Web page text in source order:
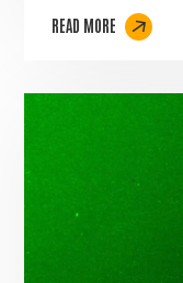
READ MORE